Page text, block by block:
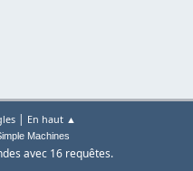
| En haut ▲
Machines
avec 16 requêtes.